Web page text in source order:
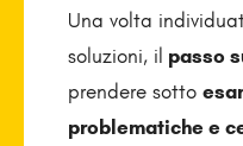
Una volta
soluzioni, il passo
prendere sotto
problematiche e